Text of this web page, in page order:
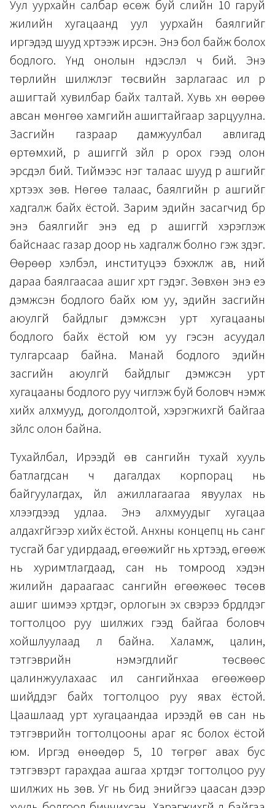
Уул уурхайн салбар өсөж буй сүүлийн 10 гаруй
жилийн хугацаанд уул уурхайн баялгийг
иргэдэд шууд хүртээж ирсэн. Энэ бол байж болох
бодлого. Үүнд онолын үндэслэл ч бий. Энэ
төрлийн шилжүүлэг төсвийн зарлагаас илүү үр
ашигтай хувилбар байх талтай. Хувь хүн өөрөө
авсан мөнгөө хамгийн ашигтайгаар зарцуулна.
Засгийн газраар дамжуулбал авлигад
өртөмхий, үр ашиггүй зүйл рүү орох гээд олон
эрсдэл бий. Тиймээс нэг талаас шууд үр ашгийг
хүртээх зөв. Нөгөө талаас, баялгийн үр ашгийг
хадгалж байх ёстой. Зарим эдийн засагчид бүр
энэ баялгийг энэ үед үр ашиггүй хэрэглэж
байснаас газар доор нь хадгалж болно гэж үздэг.
Өөрөөр хэлбэл, институцээ бэхжүүлж ав, үүний
дараа баялгаасаа ашиг хүрт гэдэг. Зөвхөн энэ үеэ
дэмжсэн бодлого байх юм уу, эдийн засгийн
аюулгүй байдлыг дэмжсэн урт хугацааны
бодлого байх ёстой юм уу гэсэн асуудал
тулгарсаар байна. Манай бодлого эдийн
засгийн аюулгүй байдлыг дэмжсэн урт
хугацааны бодлого руу чиглэж буй боловч нэмж
хийх алхмууд, доголдолтой, хэрэгжихгүй байгаа
зүйлс олон байна.
Тухайлбал, Ирээдүй өв сангийн тухай хууль
батлагдсан ч дагалдах корпорац нь
байгуулагдах, үйл ажиллагаагаа явуулах нь
хүлээгдээд удлаа. Энэ алхмуудыг хугацаа
алдахгүйгээр хийх ёстой. Анхны концепц нь санг
тусгай баг удирдаад, өгөөжийг нь хүртээд, өгөөж
нь хуримтлагдаад, сан нь томроод хэдэн
жилийн дараагаас сангийн өгөөжөөс төсөв
ашиг шимээ хүртдэг, орлогын эх үүсвэрээ бүрдүүлдэг
тогтолцоо руу шилжих гээд байгаа боловч
хойшлуулаад л байна. Халамж, цалин,
тэтгэврийн нэмэгдлийг төсвөөс
цалинжуулахаас илүү сангийнхаа өгөөжөөр
шийддэг байх тогтолцоо руу явах ёстой.
Цаашлаад урт хугацаандаа ирээдүй өв сан нь
тэтгэврийн тогтолцооны араг яс болох ёстой
юм. Иргэд өнөөдөр 5, 10 төгрөг авах бус
тэтгэвэрт гарахдаа ашгаа хүртдэг тогтолцоо руу
шилжих нь зөв. Уг нь бид энийгээ цаасан дээр